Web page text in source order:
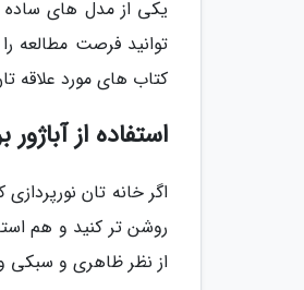
یکی از مدل های ساده
توانید فرصت مطالعه
کتاب های مورد علاقه
استفاده از
اگر خانه تان
روشن تر کنید و هم
از نظر ظاهری و سبکی